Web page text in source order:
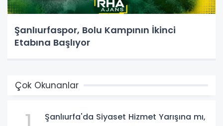
Şanlıurfaspor, Bolu Kampının İkinci
Etabına Başlıyor
Çok Okunanlar
Şanlıurfa'da Siyaset Hizmet Yarışına mı,